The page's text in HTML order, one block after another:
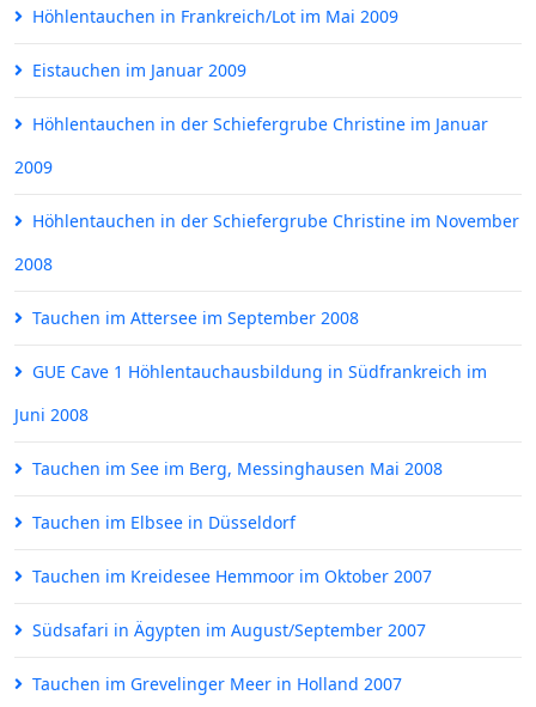
Höhlentauchen in Frankreich/Lot im Mai 2009
Eistauchen im Januar 2009
Höhlentauchen in der Schiefergrube Christine im Januar
2009
Höhlentauchen in der Schiefergrube Christine im November
2008
Tauchen im Attersee im September 2008
GUE Cave 1 Höhlentauchausbildung in Südfrankreich im
Juni 2008
Tauchen im See im Berg, Messinghausen Mai 2008
Tauchen im Elbsee in Düsseldorf
Tauchen im Kreidesee Hemmoor im Oktober 2007
Südsafari in Ägypten im August/September 2007
Tauchen im Grevelinger Meer in Holland 2007